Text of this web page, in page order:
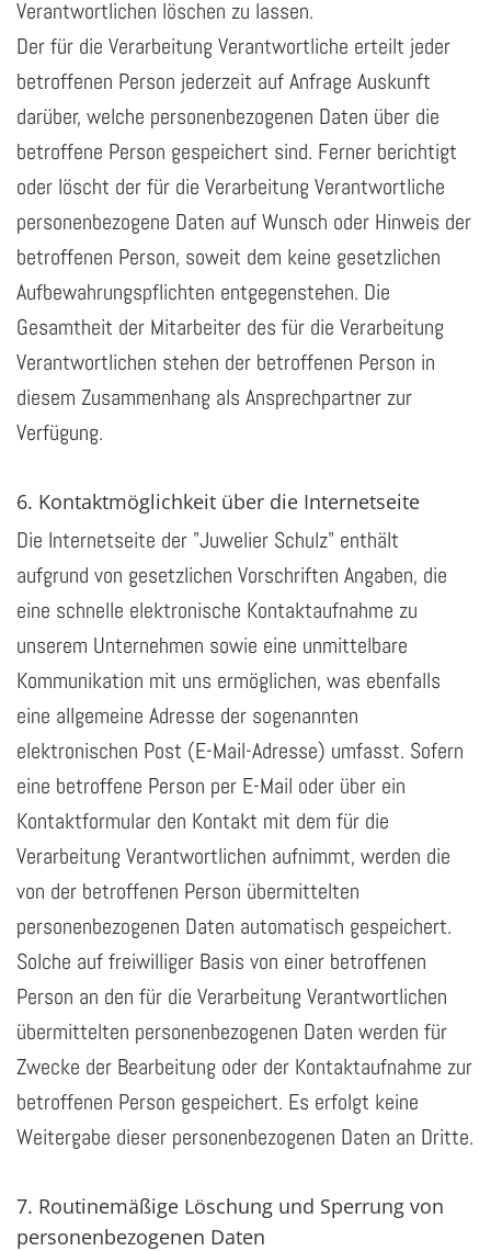
Verantwortlichen löschen zu lassen.
Der für die Verarbeitung Verantwortliche erteilt jeder
betroffenen Person jederzeit auf Anfrage Auskunft
darüber, welche personenbezogenen Daten über die
betroffene Person gespeichert sind. Ferner berichtigt
oder löscht der für die Verarbeitung Verantwortliche
personenbezogene Daten auf Wunsch oder Hinweis der
betroffenen Person, soweit dem keine gesetzlichen
Aufbewahrungspflichten entgegenstehen. Die
Gesamtheit der Mitarbeiter des für die Verarbeitung
Verantwortlichen stehen der betroffenen Person in
diesem Zusammenhang als Ansprechpartner zur
Verfügung.
6. Kontaktmöglichkeit über die Internetseite
Die Internetseite der "Juwelier Schulz" enthält
aufgrund von gesetzlichen Vorschriften Angaben, die
eine schnelle elektronische Kontaktaufnahme zu
unserem Unternehmen sowie eine unmittelbare
Kommunikation mit uns ermöglichen, was ebenfalls
eine allgemeine Adresse der sogenannten
elektronischen Post (E-Mail-Adresse) umfasst. Sofern
eine betroffene Person per E-Mail oder über ein
Kontaktformular den Kontakt mit dem für die
Verarbeitung Verantwortlichen aufnimmt, werden die
von der betroffenen Person übermittelten
personenbezogenen Daten automatisch gespeichert.
Solche auf freiwilliger Basis von einer betroffenen
Person an den für die Verarbeitung Verantwortlichen
übermittelten personenbezogenen Daten werden für
Zwecke der Bearbeitung oder der Kontaktaufnahme zur
betroffenen Person gespeichert. Es erfolgt keine
Weitergabe dieser personenbezogenen Daten an Dritte.
7. Routinemäßige Löschung und Sperrung von
personenbezogenen Daten